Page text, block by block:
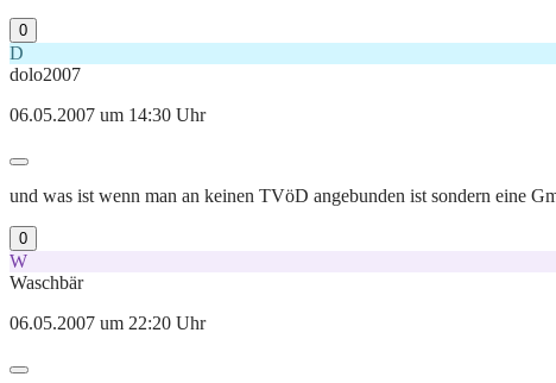
0
D
dolo2007
06.05.2007 um 14:30 Uhr
und was ist wenn man an keinen TVöD angebunden ist sondern eine
0
W
Waschbär
06.05.2007 um 22:20 Uhr